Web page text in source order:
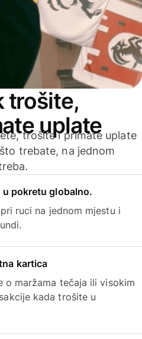
trošite,
uplate
trošite i primate uplate
trebate, na jednom
pokretu globalno.
ruci na jednom mjestu i
kartica
o maržama tečaja ili visokim
kada trošite u